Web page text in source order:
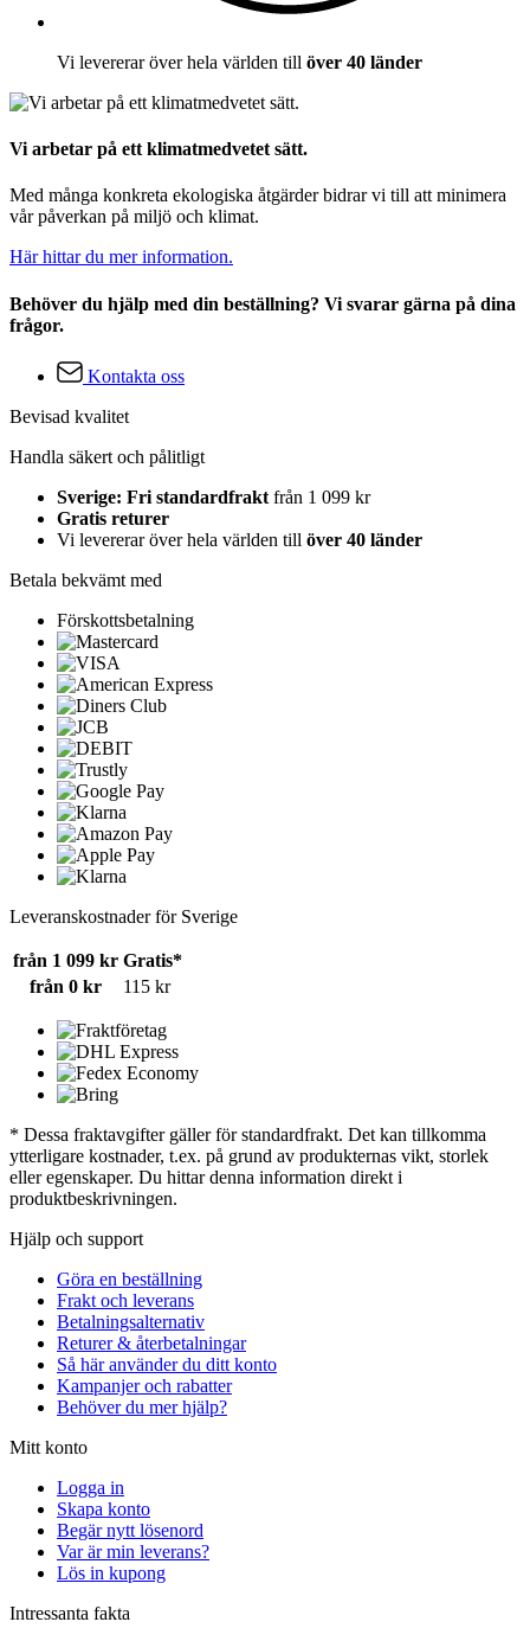
Vi levererar över hela världen till över 40 länder
Vi arbetar på ett klimatmedvetet sätt.
Med många konkreta ekologiska åtgärder bidrar vi till att minimera
vår påverkan på miljö och klimat.
Här hittar du mer information.
Behöver du hjälp med din beställning? Vi svarar gärna på dina
frågor.
Kontakta oss
Bevisad kvalitet
Handla säkert och pålitligt
Sverige: Fri standardfrakt från 1 099 kr
Gratis returer
Vi levererar över hela världen till över 40 länder
Betala bekvämt med
Förskottsbetalning
Leveranskostnader för Sverige
från 1 099 kr Gratis*
från 0 kr
115 kr
* Dessa fraktavgifter gäller för standardfrakt. Det kan tillkomma
ytterligare kostnader, t.ex. på grund av produkternas vikt, storlek
eller egenskaper. Du hittar denna information direkt i
produktbeskrivningen.
Hjälp och support
Göra en beställning
Frakt och leverans
Betalningsalternativ
Returer & återbetalningar
Så här använder du ditt konto
Kampanjer och rabatter
Behöver du mer hjälp?
Mitt konto
Logga in
Skapa konto
Begär nytt lösenord
Var är min leverans?
Lös in kupong
Intressanta fakta